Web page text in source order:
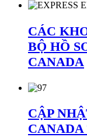
CÁC
BỘ HỒ
CANADA
CẬP
CANADA